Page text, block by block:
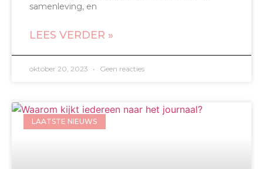
samenleving, en
LEES VERDER »
oktober 20, 2023 Geen reacties
LAATSTE NIEUWS